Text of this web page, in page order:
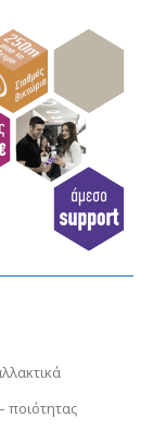
ποιότητας